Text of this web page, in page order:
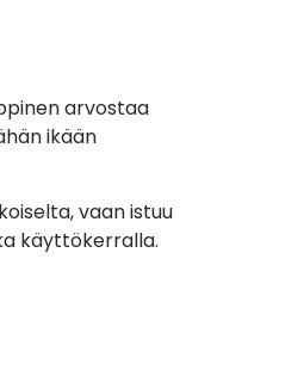
arvostaa
ikään
vaan istuu
käyttökerralla.